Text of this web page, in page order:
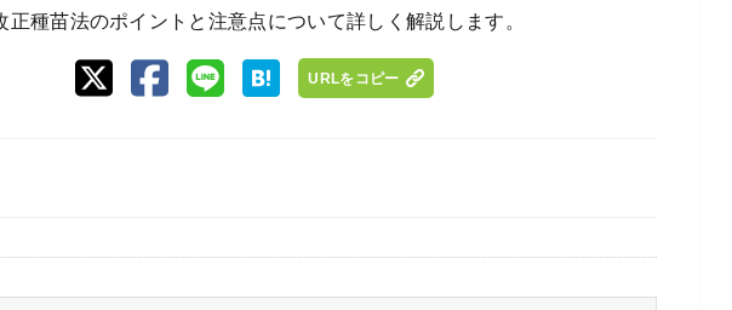
正種苗法のポイントと注意点について詳しく解説します。
URLをコピー